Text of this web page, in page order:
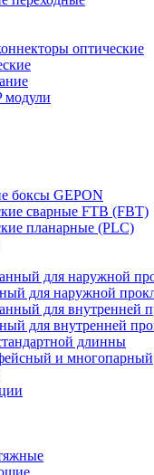
оптические
модули
боксы GEPON
сварные FTB (FBT)
планарные (PLC)
для наружной
для наружной
для внутренней
для внутренней
длинны
и многопарный